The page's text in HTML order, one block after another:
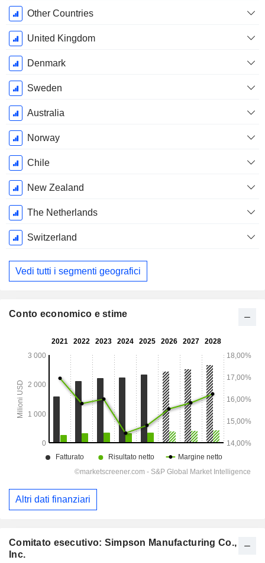
Other Countries
United Kingdom
Denmark
Sweden
Australia
Norway
Chile
New Zealand
The Netherlands
Switzerland
Vedi tutti i segmenti geografici
Comitato esecutivo: Simpson Manufacturing Co.,
Inc.
Conto economico e stime
Altri dati finanziari